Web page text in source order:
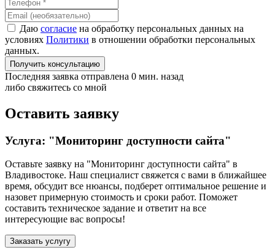
Даю согласие на обработку персональных данных на
условиях Политики в отношении обработки персональных
данных.
Получить консультацию
Последняя заявка отправлена 0 мин. назад
либо свяжитесь со мной
Оставить заявку
Услуга: "Мониторинг доступности сайта"
Оставьте заявку на "Мониторинг доступности сайта" в
Владивостоке. Наш специалист свяжется с вами в ближайшее
время, обсудит все нюансы, подберет оптимальное решение и
назовет примерную стоимость и сроки работ. Поможет
составить техническое задание и ответит на все
интересующие вас вопросы!
Заказать услугу